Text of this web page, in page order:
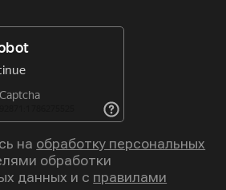
на обработку персональных
обработки
данных и с правилами